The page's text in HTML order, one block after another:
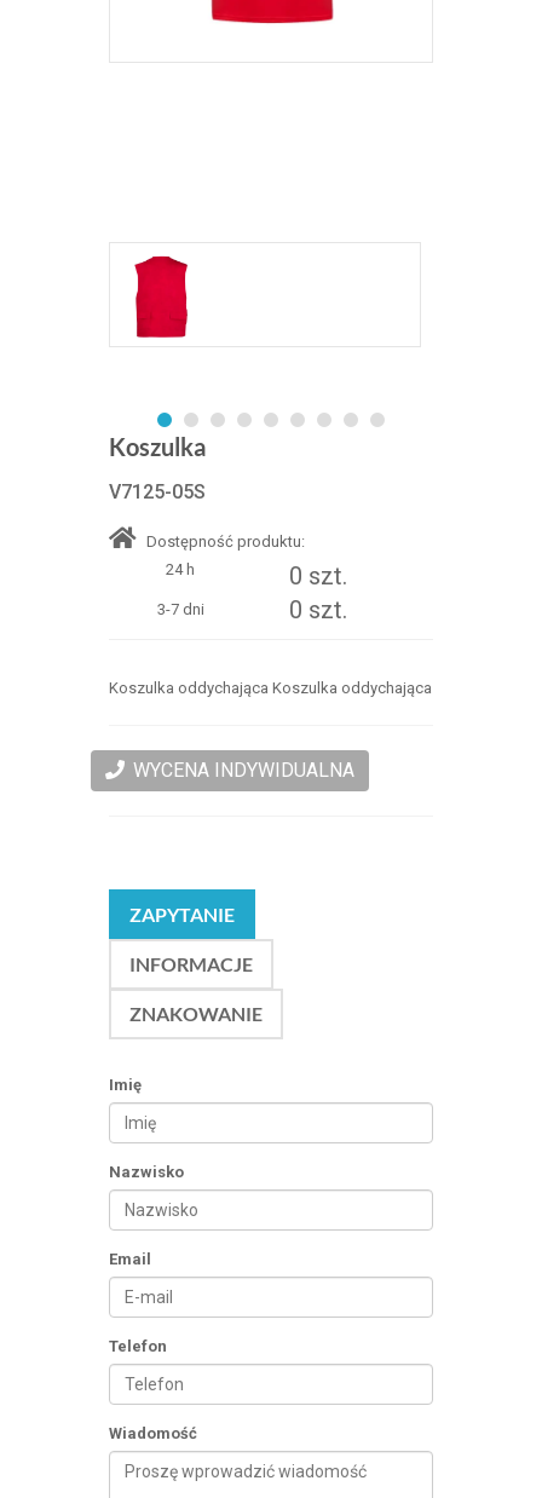
Koszulka
V7125-05S
Dostępność produktu:
24 h
0 szt.
3-7 dni 0 szt.
Koszulka oddychająca Koszulka oddychająca
WYCENA INDYWIDUALNA
ZAPYTANIE
INFORMACJE
ZNAKOWANIE
Imię
Nazwisko
Email
Telefon
Wiadomość